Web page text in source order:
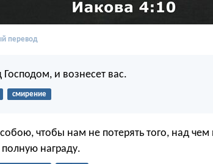
перевод
и вознесет вас.
смирение
чтобы нам не потерять того, над чем
награду.